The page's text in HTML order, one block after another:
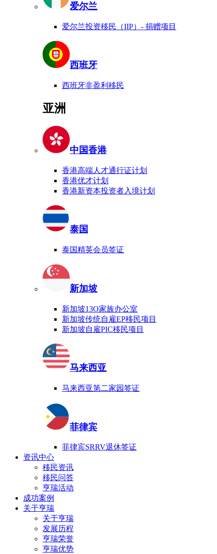
爱尔兰
爱尔兰投资移民（IIP）- 捐赠项目
西班牙
西班牙非盈利移民
亚洲
中国香港
香港高端人才通行证计划
香港优才计划
香港新资本投资者入境计划
泰国
泰国精英会员签证
新加坡
新加坡13O家族办公室
新加坡传统自雇EP移民项目
新加坡自雇PIC移民项目
马来西亚
马来西亚第二家园签证
菲律宾
菲律宾SRRV退休签证
资讯中心
移民资讯
移民问答
亨瑞活动
成功案例
关于亨瑞
关于亨瑞
发展历程
亨瑞荣誉
亨瑞优势